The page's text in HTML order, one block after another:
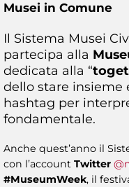
Musei in Comune
Il Sistema Musei
partecipa alla
dedicata alla “
dello stare insieme
hashtag per
fondamentale.
Anche quest’anno il
con l’account Twitter
#MuseumWeek, il